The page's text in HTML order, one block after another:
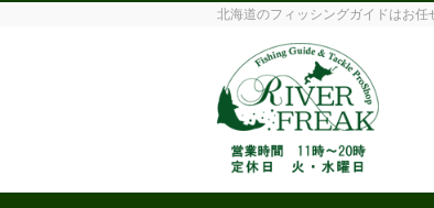
北海道のフィッシングガイドはお任